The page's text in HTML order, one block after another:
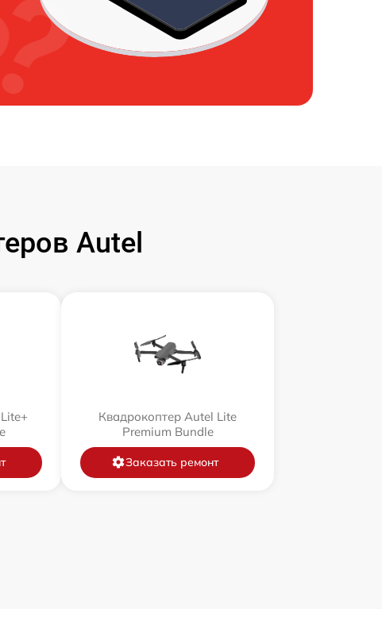
Autel
Квадрокоптер Autel Lite
Premium Bundle
Заказать ремонт